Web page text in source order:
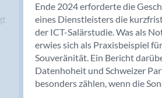
Bendern
Benken (SG)
Bergdietikon
Berlin
Bern
Bern - Liebefeld
Ende 2024 erforderte die
eines Dienstleisters die
der ICT-Salärstudie. Was als
erwies sich als Praxisbeispiel
Souveränität. Ein Bericht
Datenhoheit und Schweizer
besonders zählen, wenn die